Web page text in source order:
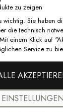
zu zeigen
wichtig. Sie haben
die technisch
einem Klick auf
Service zu
EINSTELLUNGEN